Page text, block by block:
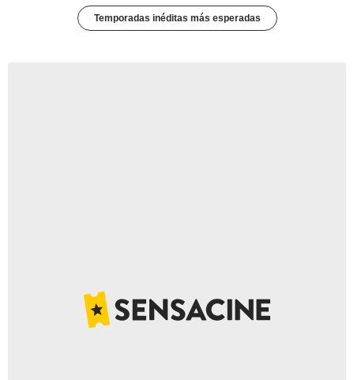
Temporadas inéditas más esperadas